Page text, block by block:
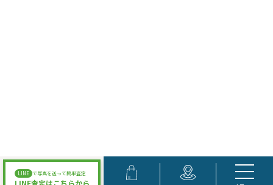
LINE で写真を送って簡単査定
LINE査定はこちらから